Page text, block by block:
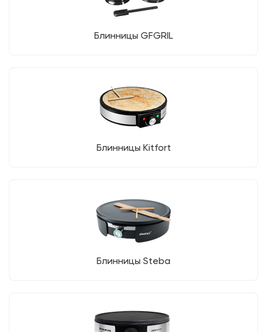
Блинницы GFGRIL
Блинницы Kitfort
Блинницы Steba